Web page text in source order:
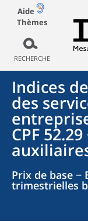
Aide
Thèmes
RECHERCHE
Indices
des
CPF
Prix de base −
trimestrielles